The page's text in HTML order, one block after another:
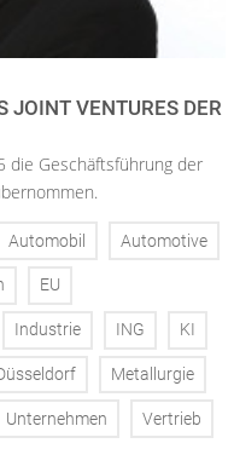
JOINT VENTURES DER
die Geschäftsführung der
Automobil Automotive
EU
Industrie ING KI
Metallurgie
Unternehmen Vertrieb